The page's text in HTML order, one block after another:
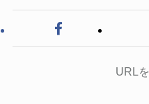
URL